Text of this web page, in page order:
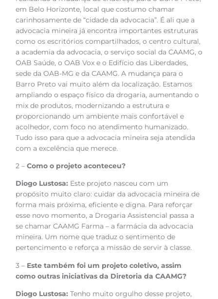
em Belo Horizonte, local que costumo chamar
carinhosamente de “cidade da advocacia”. É ali que a
advocacia mineira já encontra importantes estruturas
como os escritórios compartilhados, o centro cultural,
a academia da advocacia, o serviço social da CAAMG, o
OAB Saúde, o OAB Vox e o Edifício das Liberdades,
sede da OAB-MG e da CAAMG. A mudança para o
Barro Preto vai muito além da localização. Estamos
ampliando o espaço físico da drogaria, aumentando o
mix de produtos, modernizando a estrutura e
proporcionando um ambiente mais confortável e
acolhedor, com foco no atendimento humanizado.
Tudo isso para que a advocacia mineira seja atendida
com a excelência que merece.
2 – Como o projeto aconteceu?
Diogo Lustosa: Este projeto nasceu com um
propósito muito claro: cuidar da advocacia mineira de
forma mais próxima, eficiente e digna. Para reforçar
esse novo momento, a Drogaria Assistencial passa a
se chamar CAAMG Farma – a farmácia da advocacia
mineira. Um nome que traduz o sentimento de
pertencimento e reforça a missão de servir à classe.
3 – Este também foi um projeto coletivo, assim
como outras iniciativas da Diretoria da CAAMG?
Diogo Lustosa: Tenho muito orgulho desse projeto,